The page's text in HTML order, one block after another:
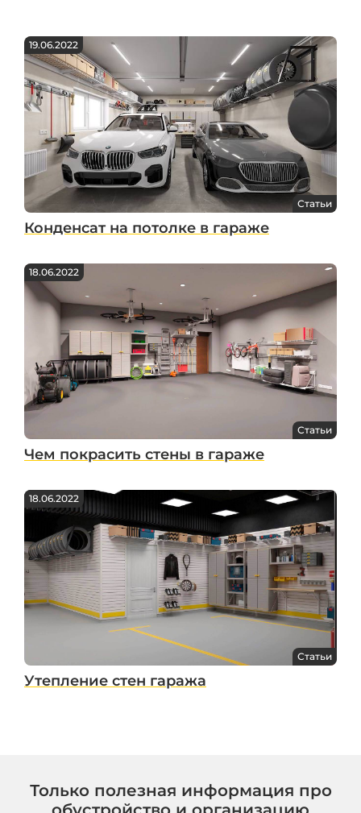
19.06.2022
Статьи
Конденсат на потолке в гараже
18.06.2022
Статьи
Чем покрасить стены в гараже
18.06.2022
Статьи
Утепление стен гаража
Только полезная информация про